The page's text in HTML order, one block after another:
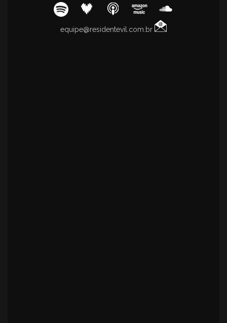
equipe@residentevil.com.br